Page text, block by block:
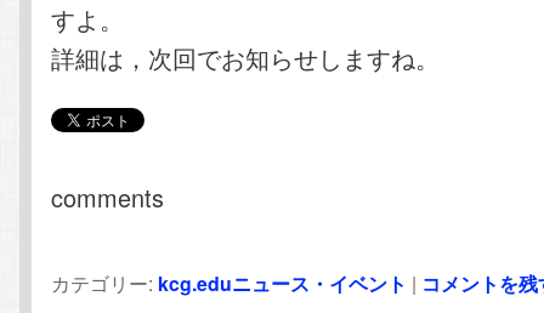
すよ。
詳細は，次回でお知らせしますね。
comments
カテゴリー: kcg.eduニュース・イベント | コメントを残